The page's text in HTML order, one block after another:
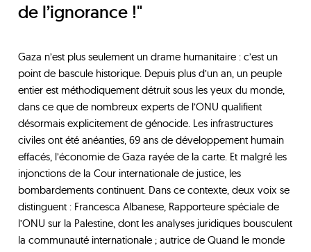
de l’ignorance !"
Gaza n’est plus seulement un drame humanitaire : c’est un
point de bascule historique. Depuis plus d’un an, un peuple
entier est méthodiquement détruit sous les yeux du monde,
dans ce que de nombreux experts de l’ONU qualifient
désormais explicitement de génocide. Les infrastructures
civiles ont été anéanties, 69 ans de développement humain
effacés, l’économie de Gaza rayée de la carte. Et malgré les
injonctions de la Cour internationale de justice, les
bombardements continuent. Dans ce contexte, deux voix se
distinguent : Francesca Albanese, Rapporteure spéciale de
l’ONU sur la Palestine, dont les analyses juridiques bousculent
la communauté internationale ; autrice de Quand le monde